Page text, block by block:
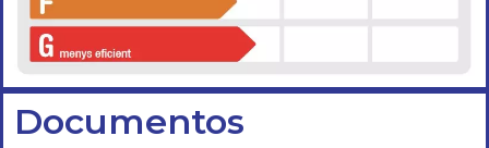
Documentos